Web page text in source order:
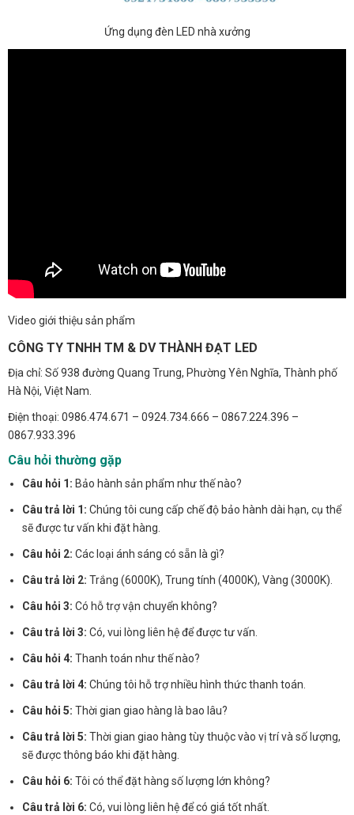
Ứng dụng đèn LED nhà xưởng
Video giới thiệu sản phẩm
CÔNG TY TNHH TM & DV THÀNH ĐẠT LED
Địa chỉ: Số 938 đường Quang Trung, Phường Yên Nghĩa, Thành phố
Hà Nội, Việt Nam.
Điện thoại: 0986.474.671 – 0924.734.666 – 0867.224.396 –
0867.933.396
Câu hỏi thường gặp
Câu hỏi 1: Bảo hành sản phẩm như thế nào?
Câu trả lời 1: Chúng tôi cung cấp chế độ bảo hành dài hạn, cụ thể
sẽ được tư vấn khi đặt hàng.
Câu hỏi 2: Các loại ánh sáng có sẵn là gì?
Câu trả lời 2: Trắng (6000K), Trung tính (4000K), Vàng (3000K).
Câu hỏi 3: Có hỗ trợ vận chuyển không?
Câu trả lời 3: Có, vui lòng liên hệ để được tư vấn.
Câu hỏi 4: Thanh toán như thế nào?
Câu trả lời 4: Chúng tôi hỗ trợ nhiều hình thức thanh toán.
Câu hỏi 5: Thời gian giao hàng là bao lâu?
Câu trả lời 5: Thời gian giao hàng tùy thuộc vào vị trí và số lượng,
sẽ được thông báo khi đặt hàng.
Câu hỏi 6: Tôi có thể đặt hàng số lượng lớn không?
Câu trả lời 6: Có, vui lòng liên hệ để có giá tốt nhất.